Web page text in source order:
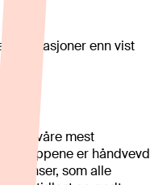
enn vist
av våre mest
Teppene er håndvevd
nyanser, som alle